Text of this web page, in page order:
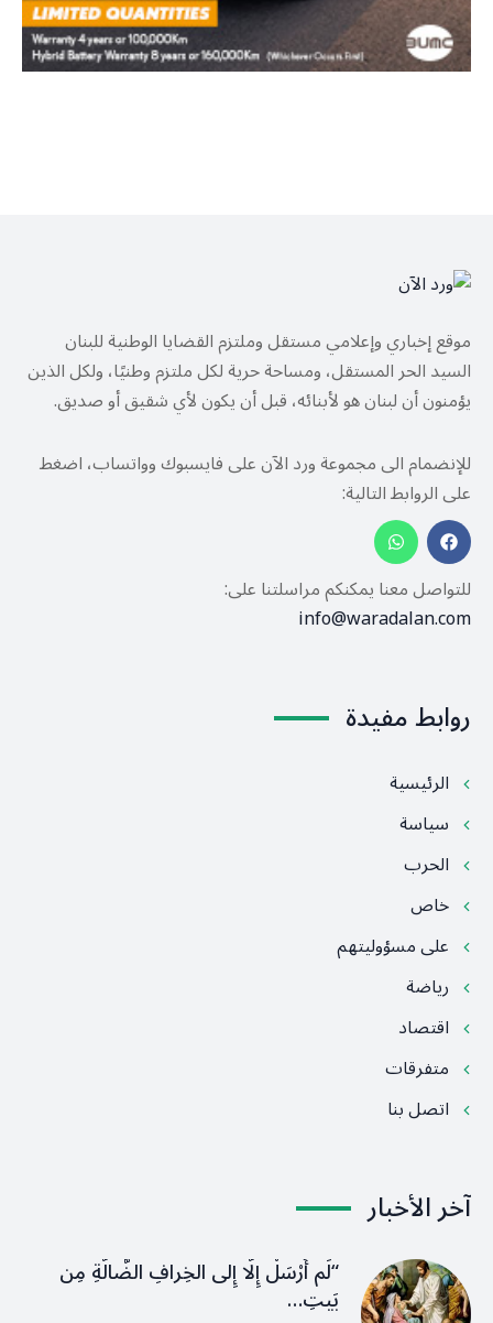
موقع إخباري وإعلامي مستقل وملتزم القضايا الوطنية للبنان
السيد الحر المستقل، ومساحة حرية لكل ملتزم وطنيًا، ولكل الذين
يؤمنون أن لبنان هو لأبنائه، قبل أن يكون لأي شقيق أو صديق.
للإنضمام الى مجموعة ورد الآن على فايسبوك وواتساب، اضغط
على الروابط التالية:
للتواصل معنا يمكنكم مراسلتنا على:
info@waradalan.com
روابط مفيدة
الرئيسية
سياسة
الحرب
خاص
على مسؤوليتهم
رياضة
اقتصاد
متفرقات
اتصل بنا
آخر الأخبار
“لَم أُرْسَلْ إِلَّا إِلى الخِرافِ الضَّالَّةِ مِن
بَيتِ…